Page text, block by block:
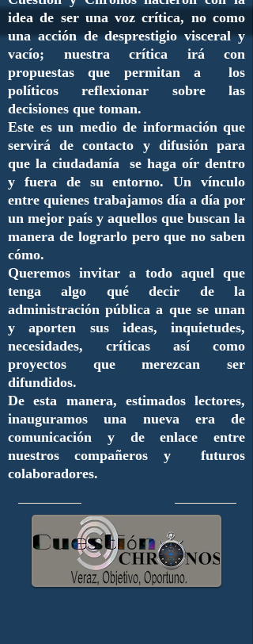
idea de ser una voz crítica, no como
una acción de desprestigio visceral y
vacío; nuestra crítica irá con
propuestas que permitan a los
políticos reflexionar sobre las
decisiones que toman.
Este es un medio de información que
servirá de contacto y difusión para
que la ciudadanía se haga oír dentro
y fuera de su entorno. Un vínculo
entre quienes trabajamos día a día por
un mejor país y aquellos que buscan la
manera de lograrlo pero que no saben
cómo.
Queremos invitar a todo aquel que
tenga algo qué decir de la
administración pública a que se unan
y aporten sus ideas, inquietudes,
necesidades, críticas así como
proyectos que merezcan ser
difundidos.
De esta manera, estimados lectores,
inauguramos una nueva era de
comunicación y de enlace entre
nuestros compañeros y futuros
colaboradores.